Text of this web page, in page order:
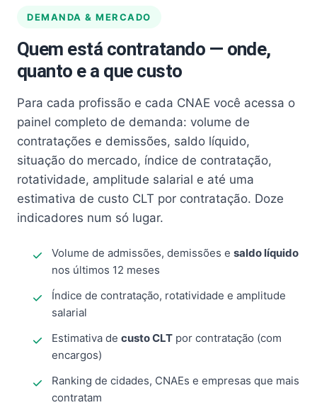
DEMANDA & MERCADO
Quem está contratando — onde,
quanto e a que custo
Para cada profissão e cada CNAE você acessa o
painel completo de demanda: volume de
contratações e demissões, saldo líquido,
situação do mercado, índice de contratação,
rotatividade, amplitude salarial e até uma
estimativa de custo CLT por contratação. Doze
indicadores num só lugar.
Volume de admissões, demissões e saldo líquido
nos últimos 12 meses
Índice de contratação, rotatividade e amplitude
salarial
Estimativa de custo CLT por contratação (com
encargos)
Ranking de cidades, CNAEs e empresas que mais
contratam